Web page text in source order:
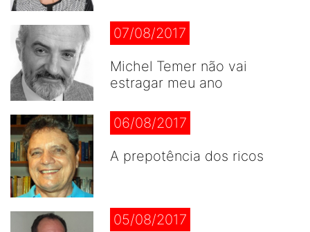
07/08/2017
Michel Temer não vai
estragar meu ano
06/08/2017
A prepotência dos ricos
05/08/2017